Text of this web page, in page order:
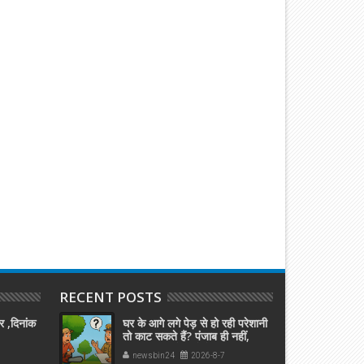
,दिनांक
RECENT POSTS
घर के आगे लगे पेड़ से हो रही परेशानी
तो काट सकते हैं? पंजाब ही नहीं,
दिल्‍ली-यूपी समेत पूरे देश का नियम
newsbin24 2026-8-7